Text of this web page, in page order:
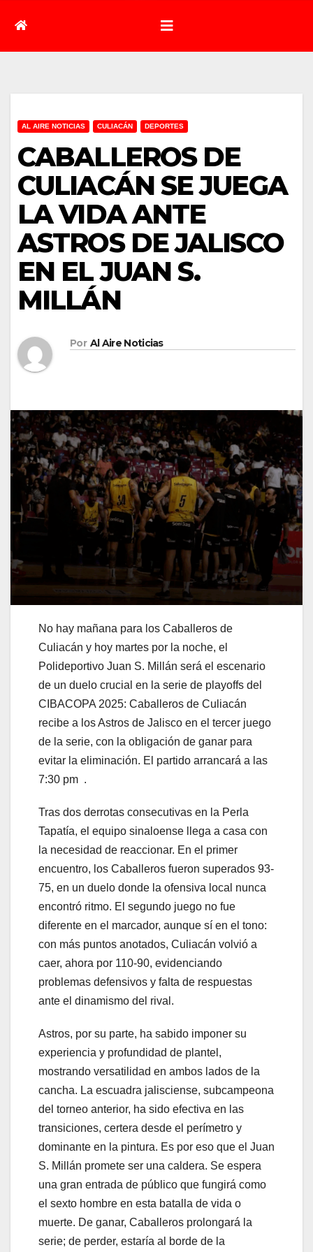
AL AIRE NOTICIAS CULIACÁN DEPORTES
CABALLEROS DE
CULIACÁN SE JUEGA
LA VIDA ANTE
ASTROS DE JALISCO
EN EL JUAN S.
MILLÁN
Por Al Aire Noticias
No hay mañana para los Caballeros de
Culiacán y hoy martes por la noche, el
Polideportivo Juan S. Millán será el escenario
de un duelo crucial en la serie de playoffs del
CIBACOPA 2025: Caballeros de Culiacán
recibe a los Astros de Jalisco en el tercer juego
de la serie, con la obligación de ganar para
evitar la eliminación. El partido arrancará a las
7:30 pm .
Tras dos derrotas consecutivas en la Perla
Tapatía, el equipo sinaloense llega a casa con
la necesidad de reaccionar. En el primer
encuentro, los Caballeros fueron superados 93-
75, en un duelo donde la ofensiva local nunca
encontró ritmo. El segundo juego no fue
diferente en el marcador, aunque sí en el tono:
con más puntos anotados, Culiacán volvió a
caer, ahora por 110-90, evidenciando
problemas defensivos y falta de respuestas
ante el dinamismo del rival.
Astros, por su parte, ha sabido imponer su
experiencia y profundidad de plantel,
mostrando versatilidad en ambos lados de la
cancha. La escuadra jalisciense, subcampeona
del torneo anterior, ha sido efectiva en las
transiciones, certera desde el perímetro y
dominante en la pintura. Es por eso que el Juan
S. Millán promete ser una caldera. Se espera
una gran entrada de público que fungirá como
el sexto hombre en esta batalla de vida o
muerte. De ganar, Caballeros prolongará la
serie; de perder, estaría al borde de la